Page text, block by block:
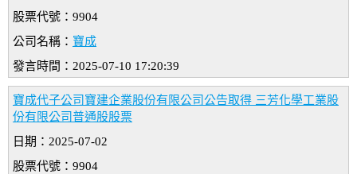
股票代號：9904
公司名稱： 寶成
發言時間：2025-07-10 17:20:39
寶成代子公司寶建企業股份有限公司公告取得 三芳化學工業股
份有限公司普通股股票
日期：2025-07-02
股票代號：9904